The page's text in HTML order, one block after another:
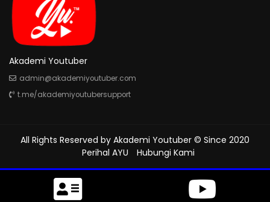
Akademi Youtuber
admin@akademiyoutuber.com
t.me/akademiyoutubersupport
All Rights Reserved by Akademi Youtuber © Since 2020
Perihal AYU
Hubungi Kami